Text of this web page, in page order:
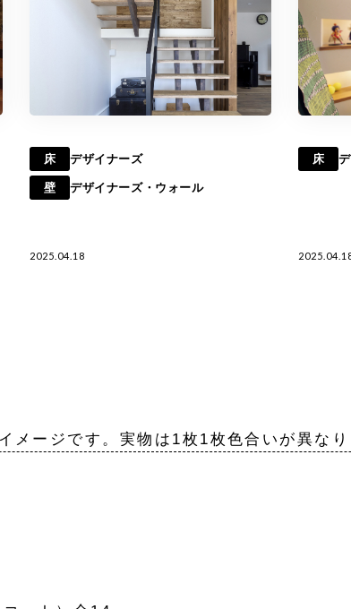
床 デザイナーズ
壁 デザイナーズ・ウォール
2025.04.18
床
ージです。実物は1枚1枚色合いが異なり